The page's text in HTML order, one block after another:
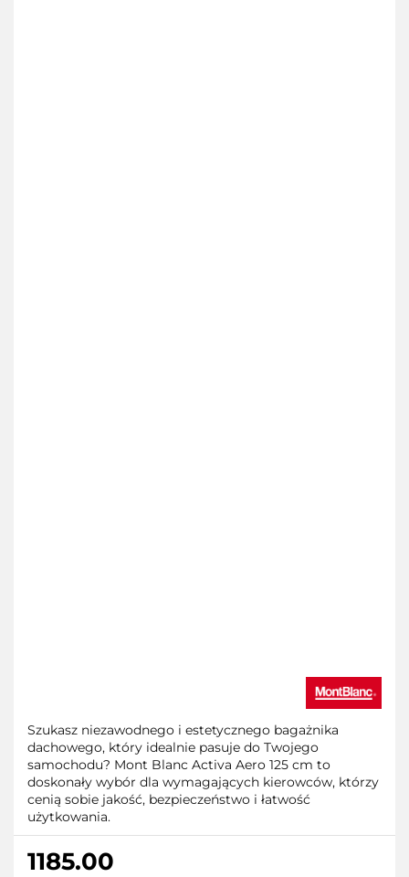
Szukasz niezawodnego i estetycznego bagażnika
dachowego, który idealnie pasuje do Twojego
samochodu? Mont Blanc Activa Aero 125 cm to
doskonały wybór dla wymagających kierowców, którzy
cenią sobie jakość, bezpieczeństwo i łatwość
użytkowania.
1185.00